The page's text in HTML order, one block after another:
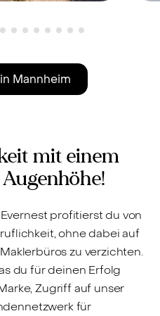
1.100.000 €
ca. 325 m²
mit
Mannheim
mit einem
profitierst du von
ohne dabei auf
zu verzichten.
du für deinen Erfolg
Zugriff auf unser
für